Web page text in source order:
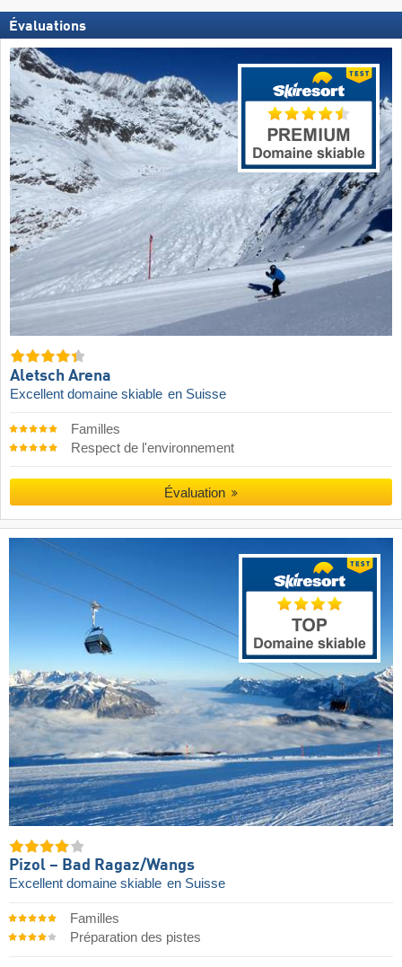
Évaluations
Aletsch Arena
Excellent domaine skiable en Suisse
Familles
Respect de l'environnement
Évaluation
Pizol – Bad Ragaz/​Wangs
Excellent domaine skiable en Suisse
Familles
Préparation des pistes